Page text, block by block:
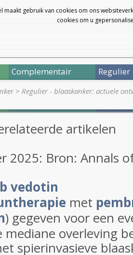
maakt gebruik van cookies om ons
cookies om u
Complementair Regulier
> Regulier - blaaskanker: actuele
artikelen
2025: Bron: Annals
vedotin
met
) gegeven voor een
overleving
spierinvasieve